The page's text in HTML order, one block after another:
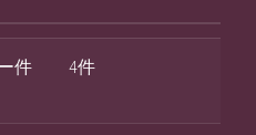
件
4件